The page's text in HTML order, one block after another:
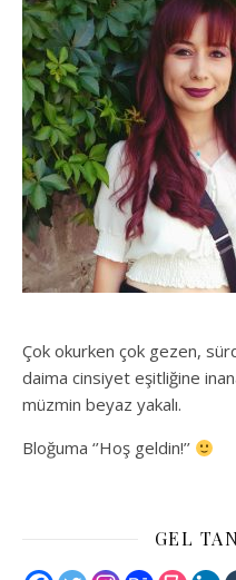
Çok okurken çok gezen,
daima cinsiyet eşitliğine
müzmin beyaz yakalı.
Bloğuma ‘’Hoş geldin!’’
GEL